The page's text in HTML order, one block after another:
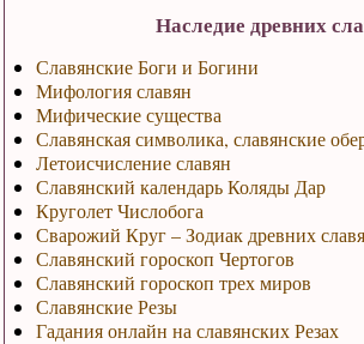
Наследие древних
Славянские Боги и Богини
Мифология славян
Мифические существа
Славянская символика, славянские
Летоисчисление славян
Славянский календарь Коляды Дар
Круголет Числобога
Сварожий Круг – Зодиак древних
Славянский гороскоп Чертогов
Славянский гороскоп трех миров
Славянские Резы
Гадания онлайн на славянских Резах